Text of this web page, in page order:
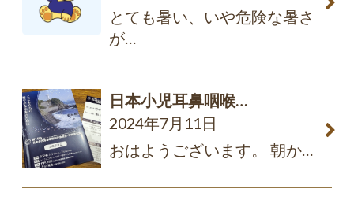
とても暑い、いや危険な暑さ
が…
日本小児耳鼻咽喉…
2024年7月11日
おはようございます。 朝か…